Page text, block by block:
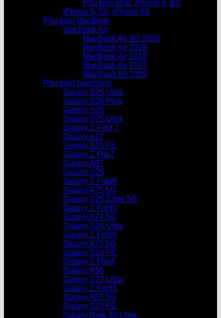
Phụ kiện khác iPhone 6, 6S
iPhone 5, 5S, iPhone SE
Phụ kiện MacBook
MacBook Air
MacBook Air M1 2020
MacBook Air 2019
MacBook Air 2018
MacBook Air 2017
MacBook Air 2016
Phụ kiện SamSung
Galaxy S26 Ultra
Galaxy S26 Plus
Galaxy S26
Galaxy S25 Ultra
Galaxy Z Fold 7
Galaxy A17
Galaxy S25 FE
Galaxy Z Flip7
Galaxy A07
Galaxy S25
Galaxy Z Fold6
Galaxy A75 5G
Galaxy S25 Edge 5G
Galaxy Z Fold5
Galaxy A74 5G
Galaxy S24 Ultra
Galaxy Z Fold4
Galaxy A73 5G
Galaxy S24 FE
Galaxy Z Flip4
Galaxy A56
Galaxy S23 Ultra
Galaxy Z Fold3
Galaxy A55 5G
Galaxy S23 FE
Galaxy Note 20 Ultra